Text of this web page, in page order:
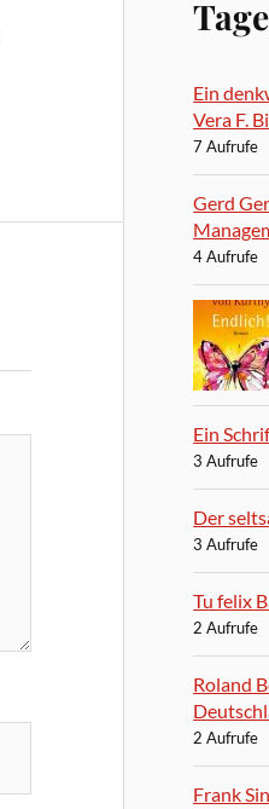
Ein
Vera F.
7 Aufrufe
Gerd
4 Aufrufe
Ein
3 Aufrufe
Der
3 Aufrufe
Tu felix
2 Aufrufe
Roland
2 Aufrufe
Frank